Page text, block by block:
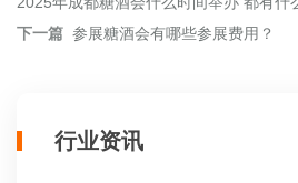
下一篇 参展糖酒会有哪些参展费用？
行业资讯